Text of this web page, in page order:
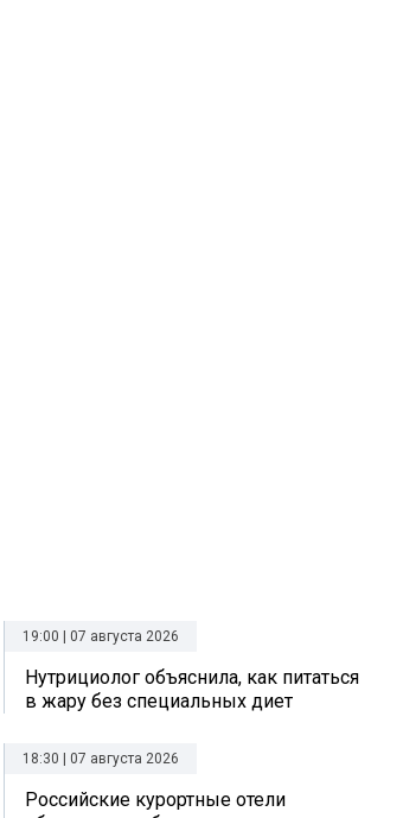
19:00 | 07 августа 2026
Нутрициолог объяснила, как питаться
в жару без специальных диет
18:30 | 07 августа 2026
Российские курортные отели